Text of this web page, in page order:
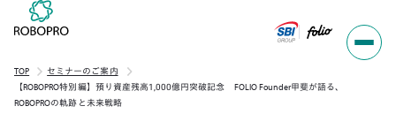
TOP
セミナーのご案内
【ROBOPRO特別編】預り資産残高1,000億円突破記念 FOLIO Founder甲斐が語る、
ROBOPROの軌跡と未来戦略